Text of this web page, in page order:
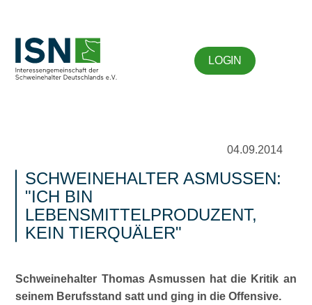
LOGIN
04.09.2014
SCHWEINEHALTER ASMUSSEN:
ICH BIN
LEBENSMITTELPRODUZENT,
KEIN TIERQUÄLER
Schweinehalter Thomas Asmussen hat die Kritik an
seinem Berufsstand satt und ging in die Offensive.